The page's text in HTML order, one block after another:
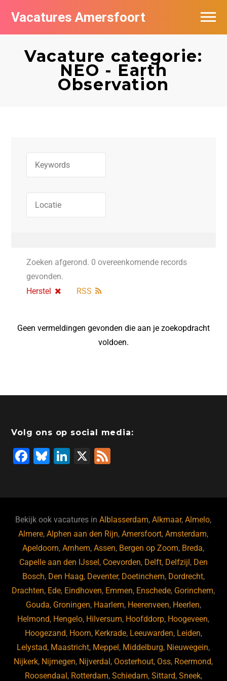
Vacatures Amersfoort
Vacature categorie:
NEO - Earth
Observation
Zoeken afgerond. 0 overeenkomende records
gevonden.
Herstel
RSS
Geen vermeldingen gevonden die aan je zoekopdracht
voldoen.
Volg ons op social media:
F
b
o
o
k
Bl
ky
Li
dI
n
X
Bekijk ook vacatures inAlblasserdam,Alkmaar,Almelo,
Almere,Alphen aan den Rijn,Amersfoort,Amsterdam,
Apeldoorn,Arnhem,Assen, Bergen op Zoom, Breda,
Capelle aan den IJssel , Coevorden, Delft, Delfzijl , Den
Bosch, Den Haag, Deventer, Doetinchem, Dordrecht,
Drachten, Ede, Eindhoven, Emmen, Enschede, Gorinchem,
Gouda, Groningen, Haarlem, Heerenveen, Heerlen,
Helmond, Hengelo, Hilversum, Hoofddorp, Hoogeveen,
Hoogezand, Hoorn, Kerkrade, Leeuwarden, Leiden,
Lelystad, Maastricht, Meppel , Middelburg, Nieuwegein,
Nijkerk, Nijmegen, Nijverdal , Oosterhout, Oss, Roermond,
Roosendaal , Rotterdam, Schiedam, Sittard, Sneek,
Vacatures per bedrijf
De populairste vacatures in Amersfoort
Nieuwsbrief feed